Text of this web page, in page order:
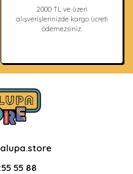
2000 TL ve üzeri
alışverişlerinizde kargo ücreti
ödemezsiniz.
55 88